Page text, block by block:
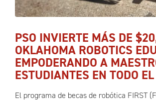
PSO INVIERTE MÁS DE
OKLAHOMA ROBOTICS
EMPODERANDO A
ESTUDIANTES EN TODO
El programa de becas de robótica FIRST